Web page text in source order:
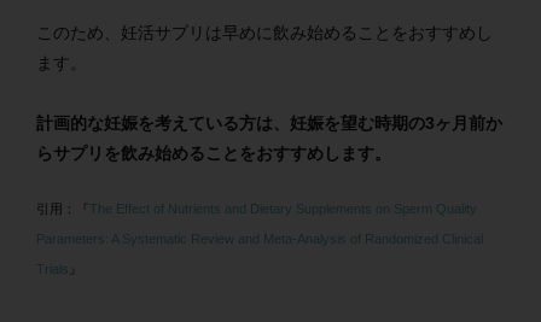
このため、妊活サプリは早めに飲み始めることをおすすめし
ます。
計画的な妊娠を考えている方は、妊娠を望む時期の3ヶ月前か
らサプリを飲み始めることをおすすめします。
引用：『 The Effect of Nutrients and Dietary Supplements on Sperm Quality
Parameters: A Systematic Review and Meta-Analysis of Randomized Clinical
Trials